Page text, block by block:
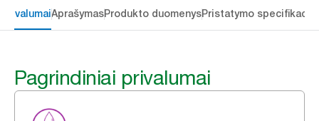
AprašymasProdukto duomenysPristatymo
Pagrindiniai privalumai